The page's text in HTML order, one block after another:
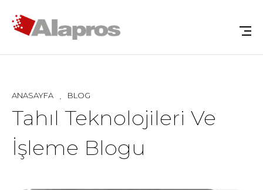
ANASAYFA BLOG
Tahıl Teknolojileri Ve
İşleme Blogu